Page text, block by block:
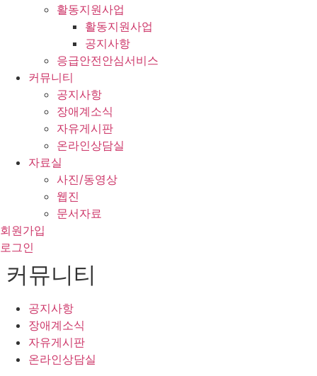
활동지원사업
활동지원사업
공지사항
응급안전안심서비스
커뮤니티
공지사항
장애계소식
자유게시판
온라인상담실
자료실
사진/동영상
웹진
문서자료
회원가입
로그인
커뮤니티
공지사항
장애계소식
자유게시판
온라인상담실